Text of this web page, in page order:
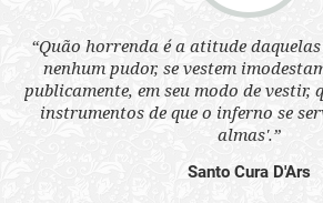
“Quão horrenda é a atitude daquelas
nenhum pudor, se vestem
publicamente, em seu modo de vestir,
instrumentos de que o inferno se
almas'.”
Santo Cura D'Ars